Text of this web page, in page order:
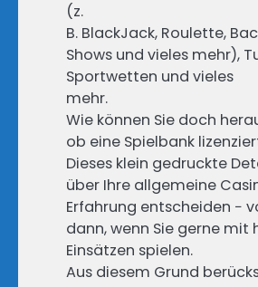
(z.
B. BlackJack, Roulette,
Shows und vieles mehr),
Sportwetten und vieles
mehr.
Wie können Sie doch
ob eine Spielbank
Dieses klein gedruckte
über Ihre allgemeine
Erfahrung entscheiden −
dann, wenn Sie gerne mit
Einsätzen spielen.
Aus diesem Grund